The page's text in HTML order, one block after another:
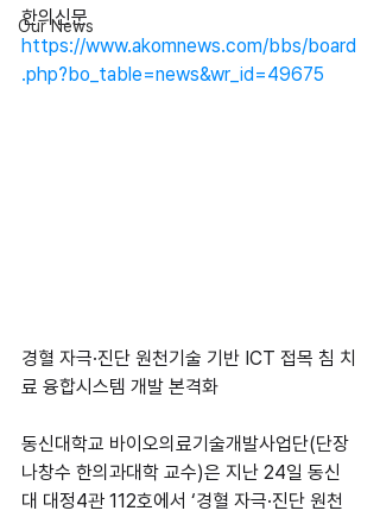
Our News
한의신문
https://www.akomnews.com/bbs/board
.php?bo_table=news&wr_id=49675
경혈 자극·진단 원천기술 기반 ICT 접목 침 치
료 융합시스템 개발 본격화
동신대학교 바이오의료기술개발사업단(단장
나창수 한의과대학 교수)은 지난 24일 동신
대 대정4관 112호에서 ‘경혈 자극·진단 원천